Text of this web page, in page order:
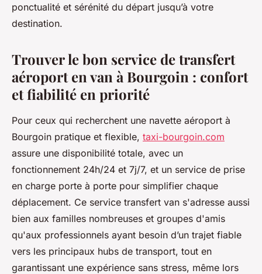
ponctualité et sérénité du départ jusqu’à votre
destination.
Trouver le bon service de transfert
aéroport en van à Bourgoin : confort
et fiabilité en priorité
Pour ceux qui recherchent une navette aéroport à
Bourgoin pratique et flexible, taxi-bourgoin.com
assure une disponibilité totale, avec un
fonctionnement 24h/24 et 7j/7, et un service de prise
en charge porte à porte pour simplifier chaque
déplacement. Ce service transfert van s'adresse aussi
bien aux familles nombreuses et groupes d'amis
qu'aux professionnels ayant besoin d’un trajet fiable
vers les principaux hubs de transport, tout en
garantissant une expérience sans stress, même lors